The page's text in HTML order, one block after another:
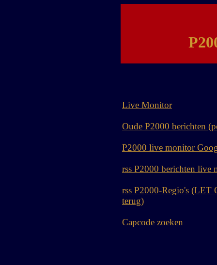
Live Monitor
Oude P2000 berichten
P2000 live monitor
rss P2000 berichten live
rss P2000-Regio's (LET
terug)
Capcode zoeken